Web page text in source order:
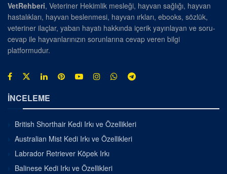
VetRehberi, Veteriner Hekimlik mesleği, hayvan sağlığı, hayvan
hastalıkları, hayvan beslenmesi, hayvan ırkları, ebooks, sözlük,
veteriner ilaçlar, yaban hayatı hakkında içerik yayınlayan ve soru-
cevap ile hayvanlarınızın sorunlarına cevap veren bilgi
platformudur.
İNCELEME
British Shorthair Kedi Irkı ve Özellikleri
Australian Mist Kedi Irkı ve Özellikleri
Labrador Retriever Köpek Irkı
Balinese Kedi Irkı ve Özellikleri